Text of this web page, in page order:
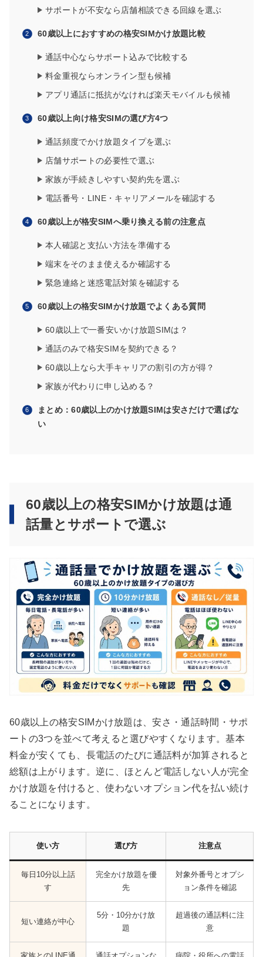
サポートが不安なら店舗相談できる回線を選ぶ
60歳以上におすすめの格安SIMかけ放題比較
通話中心ならサポート込みで比較する
料金重視ならオンライン型も候補
アプリ通話に抵抗がなければ楽天モバイルも候補
60歳以上向け格安SIMの選び方4つ
通話頻度でかけ放題タイプを選ぶ
店舗サポートの必要性で選ぶ
家族が手続きしやすい契約先を選ぶ
電話番号・LINE・キャリアメールを確認する
60歳以上が格安SIMへ乗り換える前の注意点
本人確認と支払い方法を準備する
端末をそのまま使えるか確認する
緊急連絡と迷惑電話対策を確認する
60歳以上の格安SIMかけ放題でよくある質問
60歳以上で一番安いかけ放題SIMは？
通話のみで格安SIMを契約できる？
60歳以上なら大手キャリアの割引の方が得？
家族が代わりに申し込める？
まとめ：60歳以上のかけ放題SIMは安さだけで選ばな
い
60歳以上の格安SIMかけ放題は通
話量とサポートで選ぶ
60歳以上の格安SIMかけ放題は、安さ・通話時間・サポ
ートの3つを並べて考えると選びやすくなります。基本
料金が安くても、長電話のたびに通話料が加算されると
総額は上がります。逆に、ほとんど電話しない人が完全
かけ放題を付けると、使わないオプション代を払い続け
ることになります。
使い方 選び方 注意点
毎日10分以上話
す
完全かけ放題を優
先
対象外番号とオプシ
ョン条件を確認
短い連絡が中心
5分・10分かけ放
題
超過後の通話料に注
意